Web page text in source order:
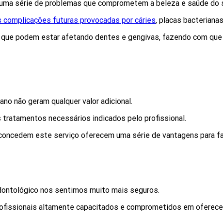
série de problemas que comprometem a beleza e saúde do
complicações futuras provocadas por cáries, placas
podem estar afetando dentes e gengivas, fazendo com
não geram qualquer valor adicional.
necessários indicados pelo profissional.
este serviço oferecem uma série de vantagens para
nos sentimos muito mais seguros.
altamente capacitados e comprometidos em